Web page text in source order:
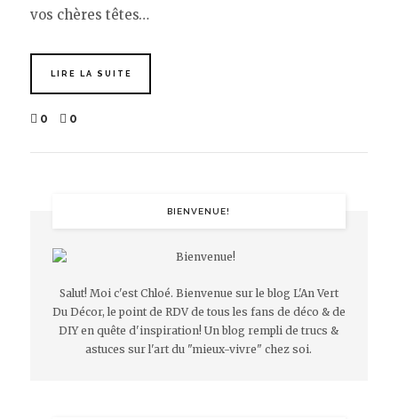
vos chères têtes…
LIRE LA SUITE
0 0
BIENVENUE!
Salut! Moi c'est Chloé. Bienvenue sur le blog L'An Vert
Du Décor, le point de RDV de tous les fans de déco & de
DIY en quête d'inspiration! Un blog rempli de trucs &
astuces sur l'art du "mieux-vivre" chez soi.